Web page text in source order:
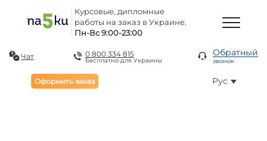
Курсовые, дипломные
работы на заказ в Украине.
Пн-Вс 9:00-23:00
Чат 0 800 334 815
Бесплатно для Украины
Обратный
звонок
Оформить заказ Рус